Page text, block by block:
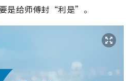
是给师傅封“利是”。